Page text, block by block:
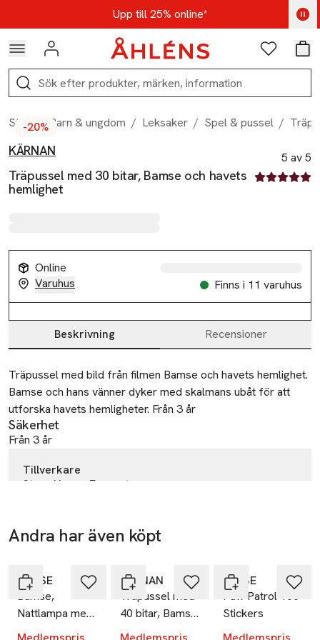
Hoppa till navigationsmenynUpp till 25% online*
Kod: AUG25 - Shoppa nu
Logga in Favoriter
Sök
Start / Barn & ungdom / Leksaker / Spel & pussel /
Produktbilder
Hoppa över bildspelet
-20%
KÄRNAN
Träpussel med 30 bitar, Bamse och havets
hemlighet
5 av 5
5 av fem
Online
Varuhus
Finns i 11 varuhus
Produktinformation
Beskrivning Recensioner
Beskrivning
Träpussel med bild från filmen Bamse och havets hemlighet.
Bamse och hans vänner dyker med skalmans ubåt för att
utforska havets hemligheter. Från 3 år
Säkerhet
Från 3 år
Tillverkare
Story House Egmont
115 26 Stockholm
Sweden
E-post
Mobilnummer
SKU: 66384904
Andra har även köpt
BAMSE
Bamse,
Nattlampa med
stjärnhimmel
-20%
KÄRNAN
Träpussel med
40 bitar, Bamse
i rymden
SENSE
Paw Patrol 100
Stickers